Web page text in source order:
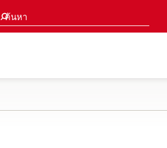
ค้นหา
คำแนะนำการค้นหา